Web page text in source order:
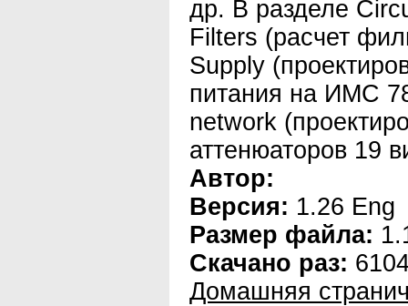
др. В разделе
Filters (расчет
Supply
питания на ИМС
network
аттенюаторов 19
Автор:
Версия: 1.26 Eng
Размер файла:
Скачано раз:
Домашняя